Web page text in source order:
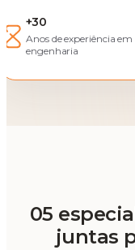
+30
Anos de experiência em
engenharia
05
juntas